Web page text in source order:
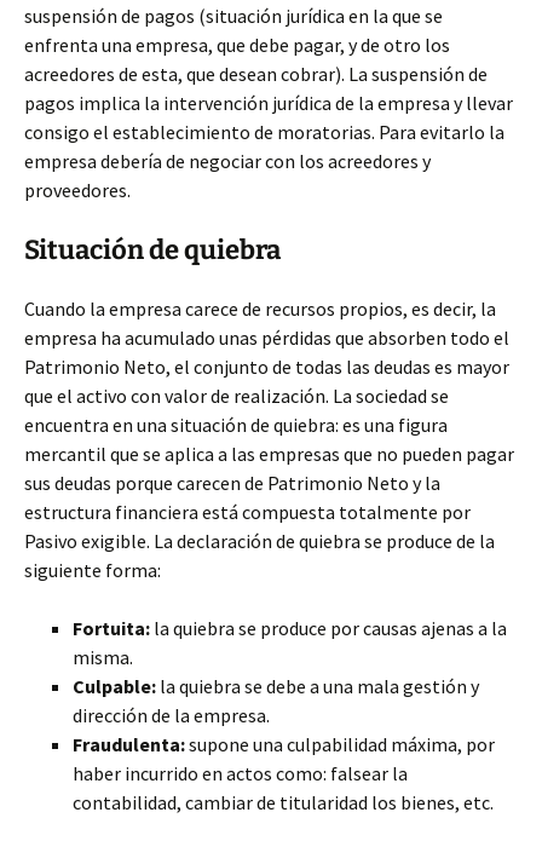
suspensión de pagos (situación jurídica en la que se
enfrenta una empresa, que debe pagar, y de otro los
acreedores de esta, que desean cobrar). La suspensión de
pagos implica la intervención jurídica de la empresa y llevar
consigo el establecimiento de moratorias. Para evitarlo la
empresa debería de negociar con los acreedores y
proveedores.
Situación de quiebra
Cuando la empresa carece de recursos propios, es decir, la
empresa ha acumulado unas pérdidas que absorben todo el
Patrimonio Neto, el conjunto de todas las deudas es mayor
que el activo con valor de realización. La sociedad se
encuentra en una situación de quiebra: es una figura
mercantil que se aplica a las empresas que no pueden pagar
sus deudas porque carecen de Patrimonio Neto y la
estructura financiera está compuesta totalmente por
Pasivo exigible. La declaración de quiebra se produce de la
siguiente forma:
Fortuita: la quiebra se produce por causas ajenas a la
misma.
Culpable: la quiebra se debe a una mala gestión y
dirección de la empresa.
Fraudulenta:supone una culpabilidad máxima, por
haber incurrido en actos como: falsear la
contabilidad, cambiar de titularidad los bienes, etc.